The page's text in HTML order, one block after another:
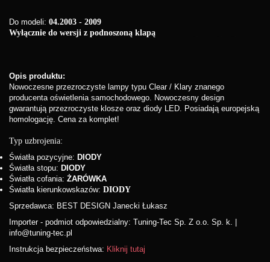
Do modeli: 04.2003 - 2009
Wyłącznie do wersji z podnoszoną klapą
Opis produktu:
Nowoczesne przezroczyste lampy typu Clear / Klary znanego
producenta oświetlenia samochodowego. Nowoczesny design
gwarantują przezroczyste klosze oraz diody LED. Posiadają europejską
homologację. Cena za komplet!
Typ uzbrojenia:
Światła pozycyjne: DIODY
Światła stopu: DIODY
Światła cofania: ŻARÓWKA
Światła kierunkowskazów: DIODY
Sprzedawca: BEST DESIGN Janecki Łukasz
Importer - podmiot odpowiedzialny: Tuning-Tec Sp. Z o.o. Sp. k. |
info@tuning-tec.pl
Instrukcja bezpieczeństwa: Kliknij tutaj